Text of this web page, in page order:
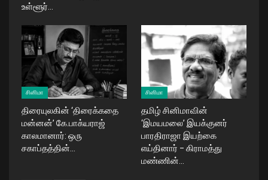
உள்ளூர்…
சினிமா
திரையுலகின் ‘திரைக்கதை
மன்னன்’ கே.பாக்யராஜ்
காலமானார்: ஒரு
சகாப்தத்தின்…
சினிமா
தமிழ் சினிமாவின்
‘இமயமலை’ இயக்குனர்
பாரதிராஜா இயற்கை
எய்தினார் – கிராமத்து
மண்ணின்…